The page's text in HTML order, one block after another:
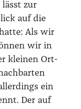
zur
auf die
Als wir
wir in
klei­nen Ort­
ein
Der auf